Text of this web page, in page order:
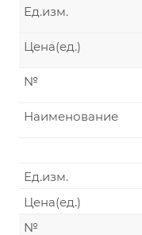
Ед.изм.
Цена(ед.)
№
Наименование
Ед.изм.
Цена(ед.)
№